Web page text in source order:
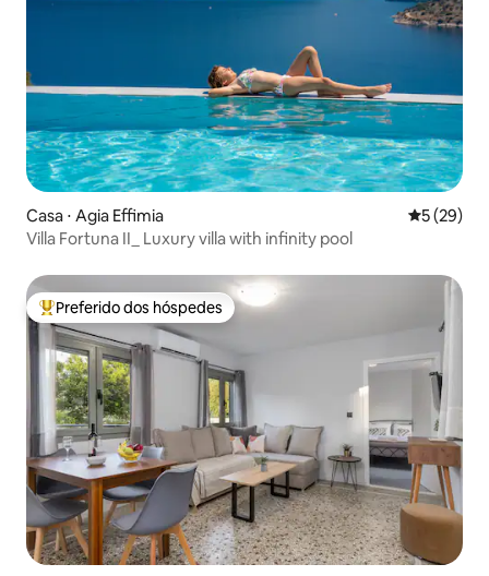
Casa ⋅ Agia Effimia 5 de uma
5 (29)
Villa Fortuna II_ Luxury villa with infinity pool
Entre os melhores preferidos dos hóspedes
Preferido dos hóspedes